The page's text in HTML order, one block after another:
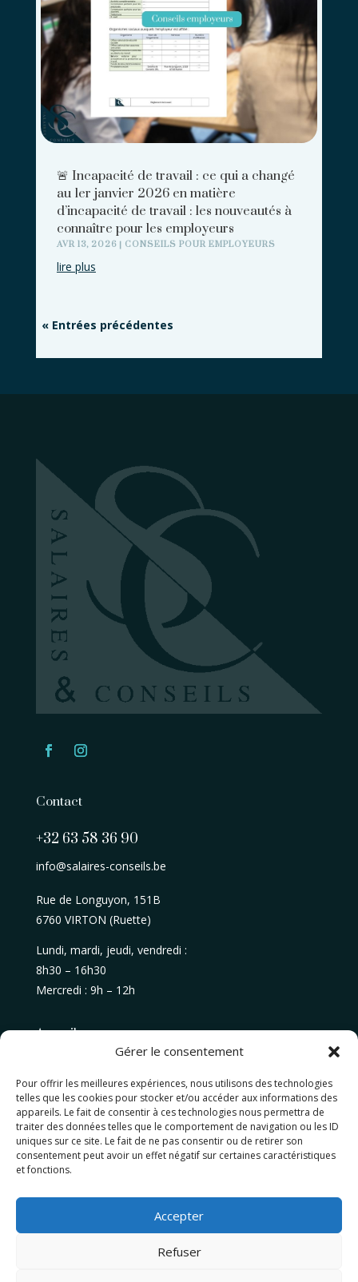
Gérer le consentement
Pour offrir les meilleures expériences, nous utilisons des technologies
telles que les cookies pour stocker et/ou accéder aux informations des
appareils. Le fait de consentir à ces technologies nous permettra de
traiter des données telles que le comportement de navigation ou les ID
uniques sur ce site. Le fait de ne pas consentir ou de retirer son
consentement peut avoir un effet négatif sur certaines caractéristiques
et fonctions.
Accepter
Refuser
🚨 Incapacité de travail : ce qui a changé
au 1er janvier 2026 en matière
d’incapacité de travail : les nouveautés à
connaître pour les employeurs
AVR 13, 2026| CONSEILS POUR EMPLOYEURS
lire plus
« Entrées précédentes
Contact
+32 63 58 36 90
info@salaires-conseils.be
Rue de Longuyon, 151B
6760 VIRTON (Ruette)
Lundi, mardi, jeudi, vendredi :
8h30 – 16h30
Mercredi : 9h – 12h
Accueil
Nos conseils
Nos services